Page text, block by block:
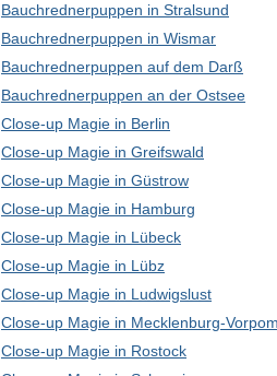
Bauchrednerpuppen in Stralsund
Bauchrednerpuppen in Wismar
Bauchrednerpuppen auf dem Darß
Bauchrednerpuppen an der Ostsee
Close-up Magie in Berlin
Close-up Magie in Greifswald
Close-up Magie in Güstrow
Close-up Magie in Hamburg
Close-up Magie in Lübeck
Close-up Magie in Lübz
Close-up Magie in Ludwigslust
Close-up Magie in Mecklenburg-
Close-up Magie in Rostock